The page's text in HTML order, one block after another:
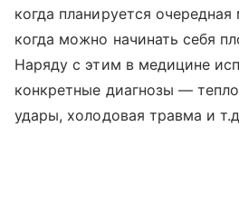
когда планируется очередная
когда можно начинать себя
Наряду с этим в медицине
конкретные диагнозы —
удары, холодовая травма и